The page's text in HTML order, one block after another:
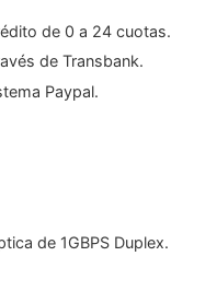
de 0 a 24 cuotas.
de Transbank.
Paypal.
de 1GBPS Duplex.